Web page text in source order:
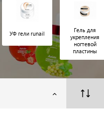
УФ гели runail
Гель для
укрепления
ногтевой
пластины